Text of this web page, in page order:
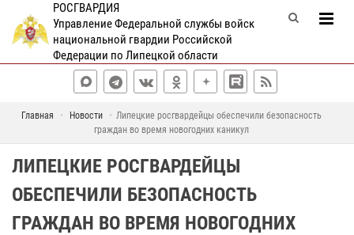
РОСГВАРДИЯ
Управление Федеральной службы войск
национальной гвардии Российской
Федерации по Липецкой области
Главная Новости
Липецкие росгвардейцы обеспечили безопасность
граждан во время новогодних каникул
ЛИПЕЦКИЕ РОСГВАРДЕЙЦЫ
ОБЕСПЕЧИЛИ БЕЗОПАСНОСТЬ
ГРАЖДАН ВО ВРЕМЯ НОВОГОДНИХ